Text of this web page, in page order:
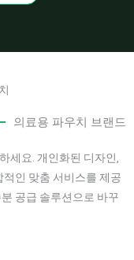
의료용 파우치 브랜드
세요. 개인화된 디자인,
인 맞춤 서비스를 제공
공급 솔루션으로 바꾸